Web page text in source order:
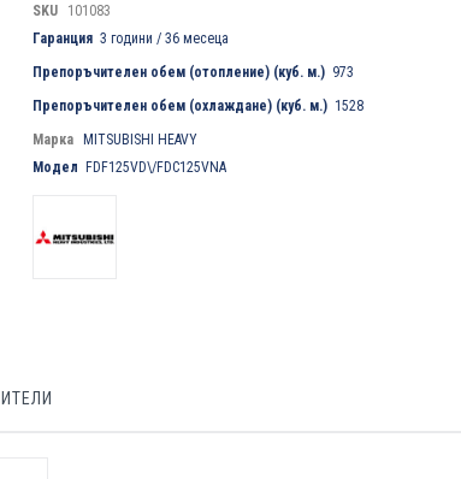
SKU
101083
Гаранция 3 години / 36 месеца
Препоръчителен обем (отопление) (куб. м.) 973
Препоръчителен обем (охлаждане) (куб. м.) 1528
Марка MITSUBISHI HEAVY
Модел FDF125VD\/FDC125VNA